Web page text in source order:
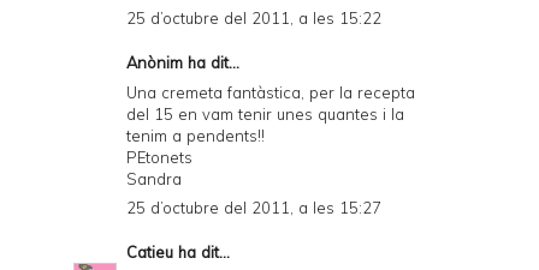
25 d’octubre del 2011, a les 15:22
Anònim ha dit...
Una cremeta fantàstica, per la recepta
del 15 en vam tenir unes quantes i la
tenim a pendents!!
PEtonets
Sandra
25 d’octubre del 2011, a les 15:27
Catieu ha dit...